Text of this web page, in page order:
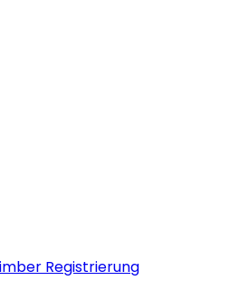
Registrierung